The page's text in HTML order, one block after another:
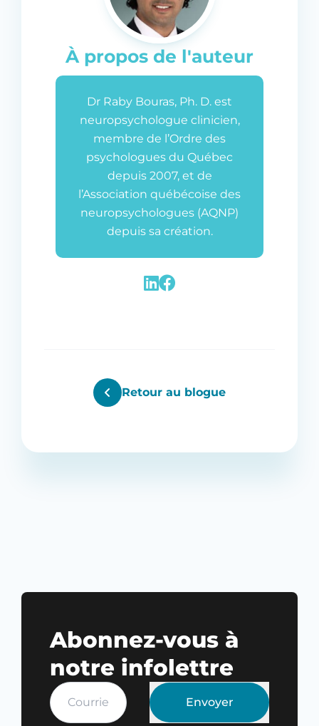
À propos de l'auteur
Dr Raby Bouras, Ph. D. est
neuropsychologue clinicien,
membre de l’Ordre des
psychologues du Québec
depuis 2007, et de
l’Association québécoise des
neuropsychologues (AQNP)
depuis sa création.
Retour au blogue
Abonnez-vous à
notre infolettre
Envoyer